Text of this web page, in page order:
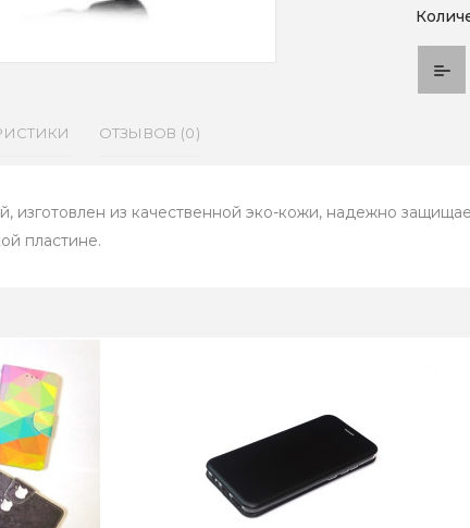
ОТЗЫВОВ (0)
изготовлен из качественной эко-кожи, надежно
пластине.